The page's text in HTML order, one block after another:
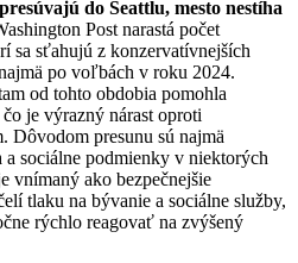
do Seattlu, mesto nestíha
Post narastá počet
sa sťahujú z konzervatívnejších
po voľbách v roku 2024.
od tohto obdobia pomohla
je výrazný nárast oproti
Dôvodom presunu sú najmä
a sociálne podmienky v niektorých
vnímaný ako bezpečnejšie
tlaku na bývanie a sociálne služby,
rýchlo reagovať na zvýšený